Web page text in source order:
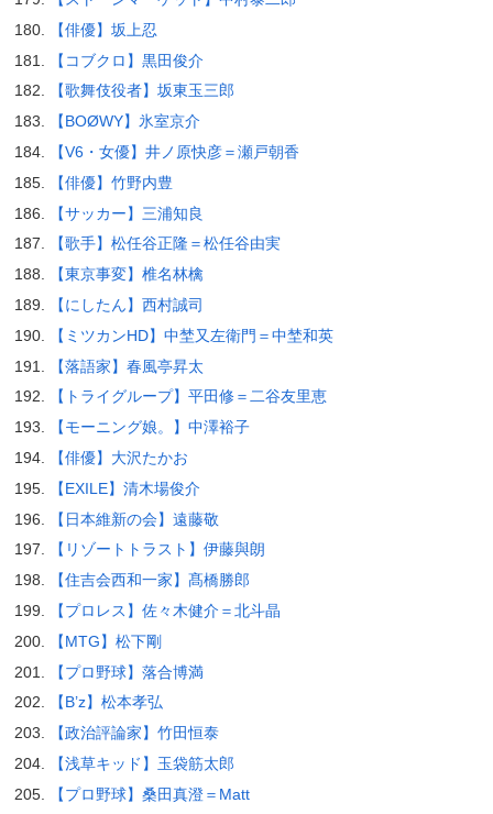
【俳優】坂上忍
【コブクロ】黒田俊介
【歌舞伎役者】坂東玉三郎
【BOØWY】氷室京介
【V6・女優】井ノ原快彦＝瀬戸朝香
【俳優】竹野内豊
【サッカー】三浦知良
【歌手】松任谷正隆＝松任谷由実
【東京事変】椎名林檎
【にしたん】西村誠司
【ミツカンHD】中埜又左衛門＝中埜和英
【落語家】春風亭昇太
【トライグループ】平田修＝二谷友里恵
【モーニング娘。】中澤裕子
【俳優】大沢たかお
【EXILE】清木場俊介
【日本維新の会】遠藤敬
【リゾートトラスト】伊藤與朗
【住吉会西和一家】髙橋勝郎
【プロレス】佐々木健介＝北斗晶
【MTG】松下剛
【プロ野球】落合博満
【B’z】松本孝弘
【政治評論家】竹田恒泰
【浅草キッド】玉袋筋太郎
【プロ野球】桑田真澄＝Matt